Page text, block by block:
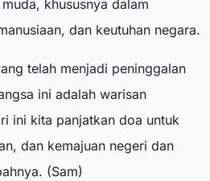
khususnya dalam
dan keutuhan negara.
telah menjadi peninggalan
ini adalah warisan
ini kita panjatkan doa untuk
dan kemajuan negeri dan
(Sam)